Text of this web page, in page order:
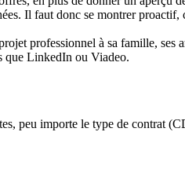
Il faut donc se montrer proactif,
professionnel à sa famille, ses
que LinkedIn ou Viadeo.
peu importe le type de contrat